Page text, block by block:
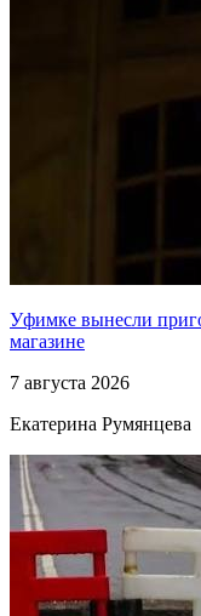
Уфимке вынесли
магазине
7 августа 2026
Екатерина Румянцева